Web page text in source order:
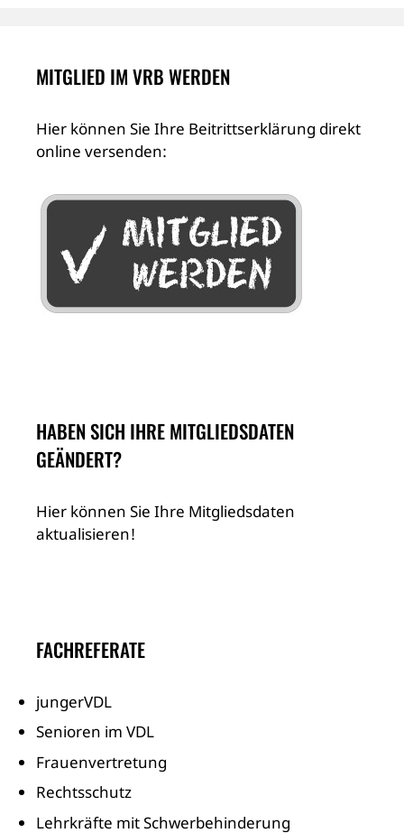
MITGLIED IM VRB WERDEN
Hier können Sie Ihre Beitrittserklärung direkt
online versenden:
HABEN SICH IHRE MITGLIEDSDATEN
GEÄNDERT?
Hier können Sie Ihre Mitgliedsdaten
aktualisieren!
FACHREFERATE
jungerVDL
Senioren im VDL
Frauenvertretung
Rechtsschutz
Lehrkräfte mit Schwerbehinderung